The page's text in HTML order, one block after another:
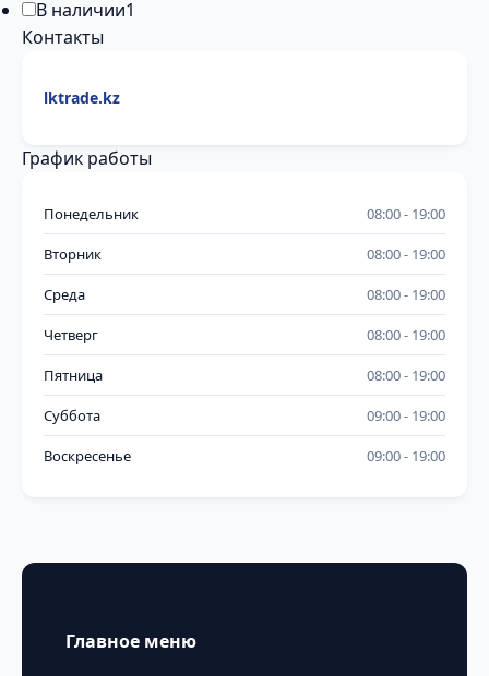
В наличии1
Контакты
lktrade.kz
График работы
Понедельник 08:00 19:00
Вторник 08:00 19:00
Среда 08:00 19:00
Четверг 08:00 19:00
Пятница 08:00 19:00
Суббота 09:00 19:00
Воскресенье 09:00 19:00
Главное меню